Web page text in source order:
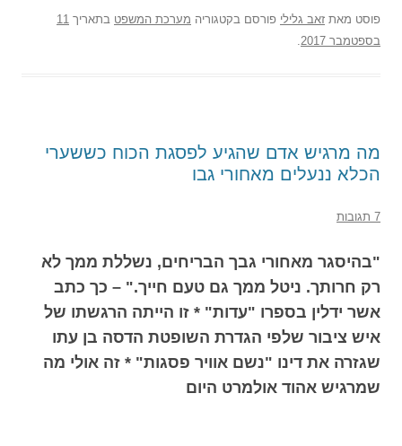
פוסטמאתזאב גליליפורסם בקטגוריהמערכת המשפטבתאריך11
בספטמבר 2017
.
מה מרגיש אדם שהגיע לפסגת הכוח כששערי
הכלא ננעלים מאחורי גבו
"בהיסגר מאחורי גבך הבריחים, נשללת ממך לא
רק חרותך. ניטל ממך גם טעם חייך." – כך כתב
אשר ידלין בספרו "עדות" * זו הייתה הרגשתו של
איש ציבור שלפי הגדרת השופטת הדסה בן עתו
שגזרה את דינו "נשם אוויר פסגות" * זה אולי מה
שמרגיש אהוד אולמרט היום